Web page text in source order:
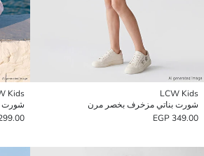
LCW Kids
شورت بناتي مزخرف بخصر مرن
349.00 EGP
Kids
شورت
EGP